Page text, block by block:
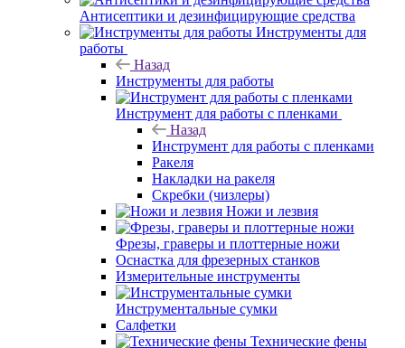
Антисептики и дезинфицирующие средства
Инструменты для
работы
Назад
Инструменты для работы
Инструмент для работы с пленками
Назад
Инструмент для работы с пленками
Ракеля
Накладки на ракеля
Скребки (чизлеры)
Ножи и лезвия
Фрезы, граверы и плоттерные ножи
Оснастка для фрезерных станков
Измерительные инструменты
Инструментальные сумки
Салфетки
Технические фены